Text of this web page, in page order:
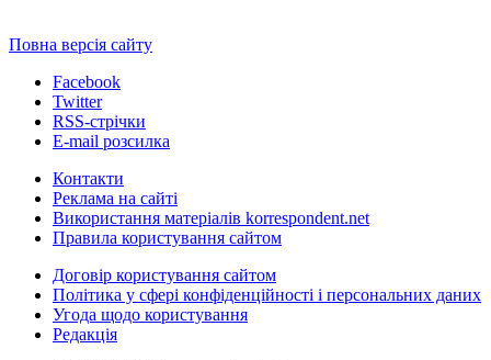
Повна версія сайту
Facebook
Twitter
RSS-стрічки
E-mail розсилка
Контакти
Реклама на сайті
Використання матеріалів korrespondent.net
Правила користування сайтом
Договір користування сайтом
Політика у сфері конфіденційності і персональних даних
Угода щодо користування
Редакція